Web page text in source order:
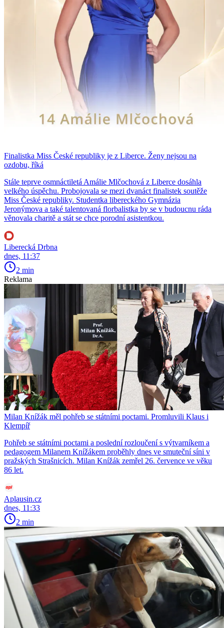
Finalistka Miss České republiky je z Liberce. Ženy nejsou na
ozdobu, říká
Stále teprve osmnáctiletá Amálie Mlčochová z Liberce dosáhla
velkého úspěchu. Probojovala se mezi dvanáct finalistek soutěže
Miss České republiky. Studentka libereckého Gymnázia
Jeronýmova a také talentovaná florbalistka by se v budoucnu ráda
věnovala charitě a stát se chce porodní asistentkou.
Liberecká Drbna
dnes, 11:37
2 min
Reklama
Milan Knížák měl pohřeb se státními poctami. Promluvili Klaus i
Klempíř
Pohřeb se státními poctami a poslední rozloučení s výtvarníkem a
pedagogem Milanem Knížákem proběhly dnes ve smuteční síni v
pražských Strašnicích. Milan Knížák zemřel 26. července ve věku
86 let.
Aplausin.cz
dnes, 11:33
2 min